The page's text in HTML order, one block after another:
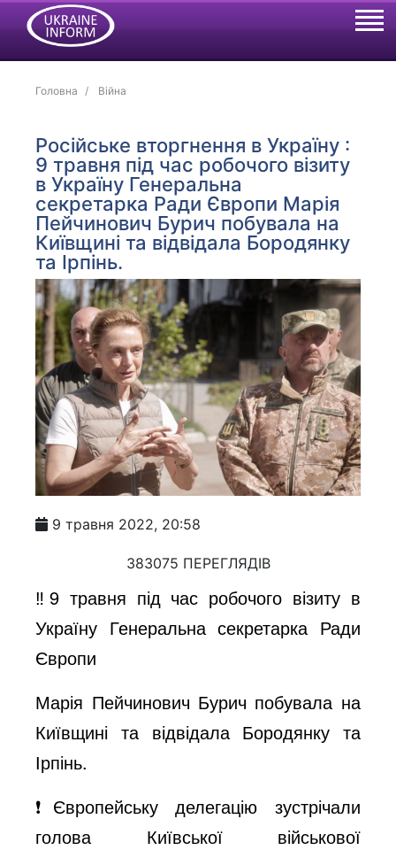
Головна Війна
Російське вторгнення в Україну :
9 травня під час робочого візиту
в Україну Генеральна
секретарка Ради Європи Марія
Пейчинович Бурич побувала на
Київщині та відвідала Бородянку
та Ірпінь.
9 травня 2022, 20:58
383075 ПЕРЕГЛЯДІВ
‼️9 травня під час робочого візиту в
Україну Генеральна секретарка Ради
Європи
Марія Пейчинович Бурич побувала на
Київщині та відвідала Бородянку та
Ірпінь.
❗️Європейську делегацію зустрічали
голова Київської військової